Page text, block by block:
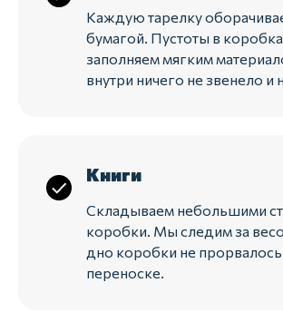
Каждую тарелку
бумагой. Пустоты в
заполняем мягким
внутри ничего не звенело и
Книги
Складываем небольшими
коробки. Мы следим за
дно коробки не
переноске.